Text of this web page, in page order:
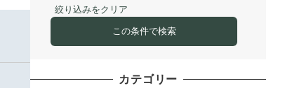
絞り込みをクリア
この条件で検索
カテゴリー